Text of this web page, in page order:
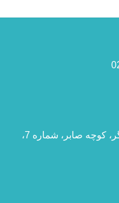
تهران، انقلاب، تقاطع جمهوری و کارگر، کوچه صابر، شماره 7،